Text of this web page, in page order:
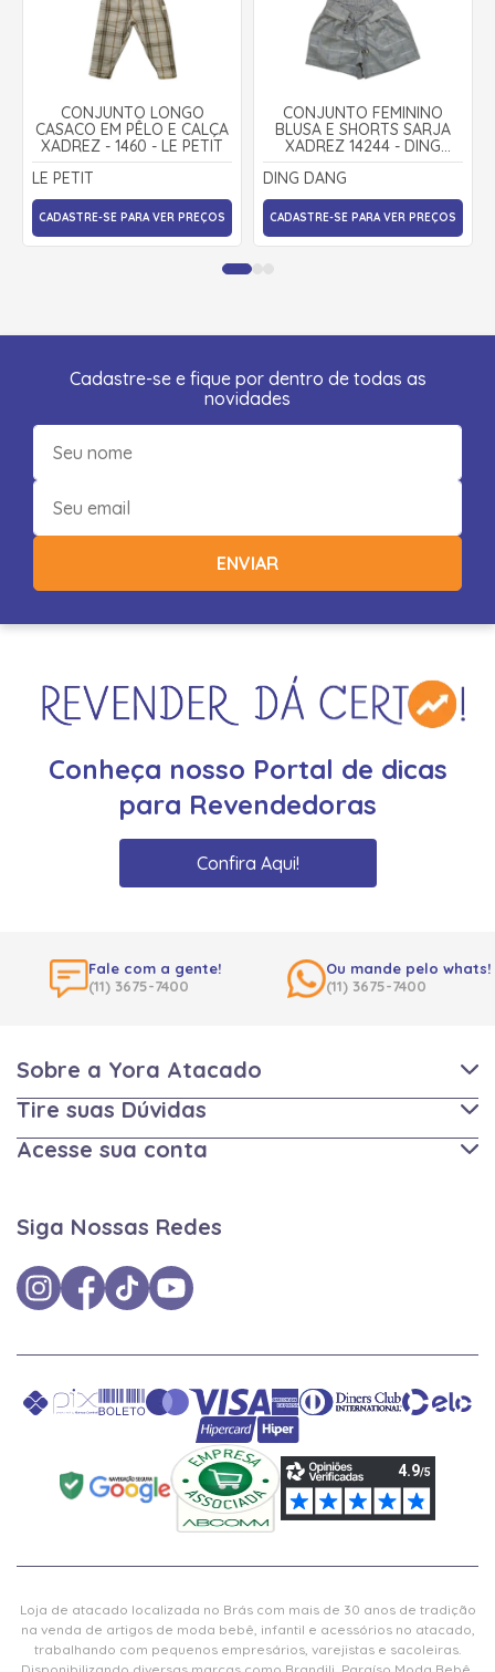
CONJUNTO LONGO
CASACO EM PÊLO E CALÇA
XADREZ - 1460 - LE PETIT
LE PETIT
CADASTRE-SE PARA VER PREÇOS
CONJUNTO FEMININO
BLUSA E SHORTS SARJA
XADREZ 14244 - DING
DANG
DING DANG
CADASTRE-SE PARA VER PREÇOS
Cadastre-se e fique por dentro de todas as
novidades
ENVIAR
Conheça nosso Portal de dicas
para Revendedoras
Confira Aqui!
Fale com a gente!
(11) 3675-7400
Ou mande pelo whats!
(11) 3675-7400
Sobre a Yora Atacado
Tire suas Dúvidas
Acesse sua conta
Siga Nossas Redes
Loja de atacado localizada no Brás com mais de 30 anos de tradição
na venda de artigos de moda bebê, infantil e acessórios no atacado,
trabalhando com pequenos empresários, varejistas e sacoleiras.